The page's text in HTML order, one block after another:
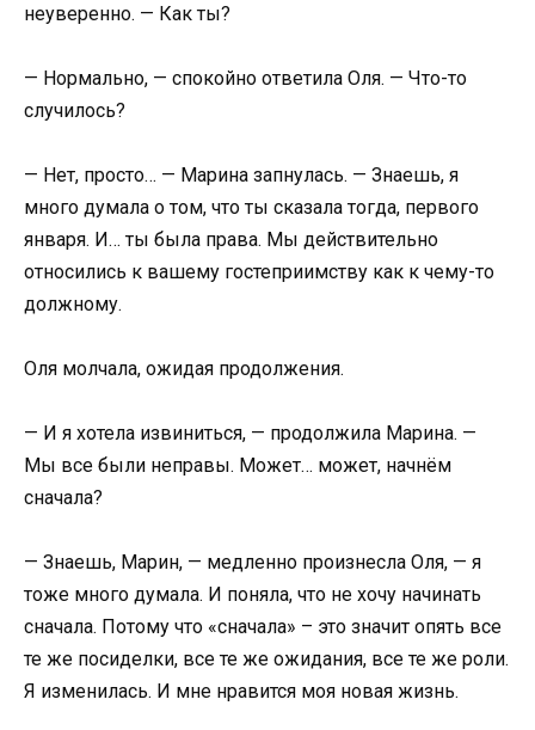
неуверенно. — Как ты?
— Нормально, — спокойно ответила Оля. — Что-то
случилось?
— Нет, просто… — Марина запнулась. — Знаешь, я
много думала о том, что ты сказала тогда, первого
января. И… ты была права. Мы действительно
относились к вашему гостеприимству как к чему-то
должному.
Оля молчала, ожидая продолжения.
— И я хотела извиниться, — продолжила Марина. —
Мы все были неправы. Может… может, начнём
сначала?
— Знаешь, Марин, — медленно произнесла Оля, — я
тоже много думала. И поняла, что не хочу начинать
сначала. Потому что «сначала» – это значит опять все
те же посиделки, все те же ожидания, все те же роли.
Я изменилась. И мне нравится моя новая жизнь.